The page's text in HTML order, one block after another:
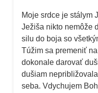
Moje srdce je stálym
Ježiša nikto nemôže
silu do boja so
Túžim sa premeniť
dokonale darovať
dušiam
seba. Vdychujem